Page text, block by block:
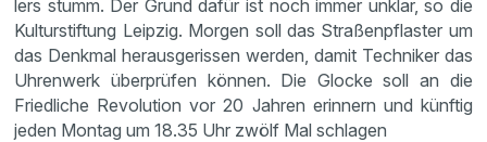
lers stumm. Der Grund dafür ist noch immer unklar, so die
Kultur­stif­tung Leipzig. Morgen soll das Straßen­pflaster um
das Denkmal heraus­ge­rissen werden, damit Techniker das
Uhren­werk überprüfen können. Die Glocke soll an die
Fried­liche Revolu­tion vor 20 Jahren erinnern und künftig
jeden Montag um 18.35 Uhr zwölf Mal schlagen